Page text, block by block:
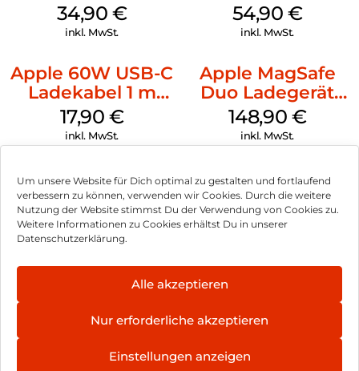
Um unsere Website für Dich optimal zu gestalten und fortlaufend
verbessern zu können, verwenden wir Cookies. Durch die weitere
Nutzung der Website stimmst Du der Verwendung von Cookies zu.
Weitere Informationen zu Cookies erhältst Du in unserer
Datenschutzerklärung.
Alle akzeptieren
Nur erforderliche akzeptieren
Einstellungen anzeigen
Case MagSafe
Denim
34,90 €
inkl. MwSt.
MagSafe Lake
Green
54,90 €
inkl. MwSt.
Apple 60W USB-C
Ladekabel 1 m
Weiß
17,90 €
inkl. MwSt.
Apple MagSafe
Duo Ladegerät
Weiß
148,90 €
inkl. MwSt.
Impressum
Hinweis zur Batterieentsorgung